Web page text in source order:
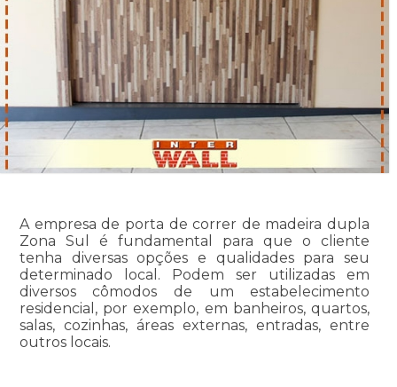
A empresa de porta de correr de madeira dupla
Zona Sul é fundamental para que o cliente
tenha diversas opções e qualidades para seu
determinado local. Podem ser utilizadas em
diversos cômodos de um estabelecimento
residencial, por exemplo, em banheiros, quartos,
salas, cozinhas, áreas externas, entradas, entre
outros locais.